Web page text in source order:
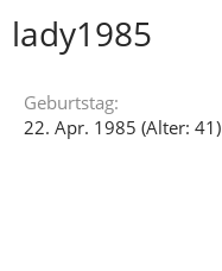
lady1985
Geburtstag
22. Apr. 1985 (Alter: 41)